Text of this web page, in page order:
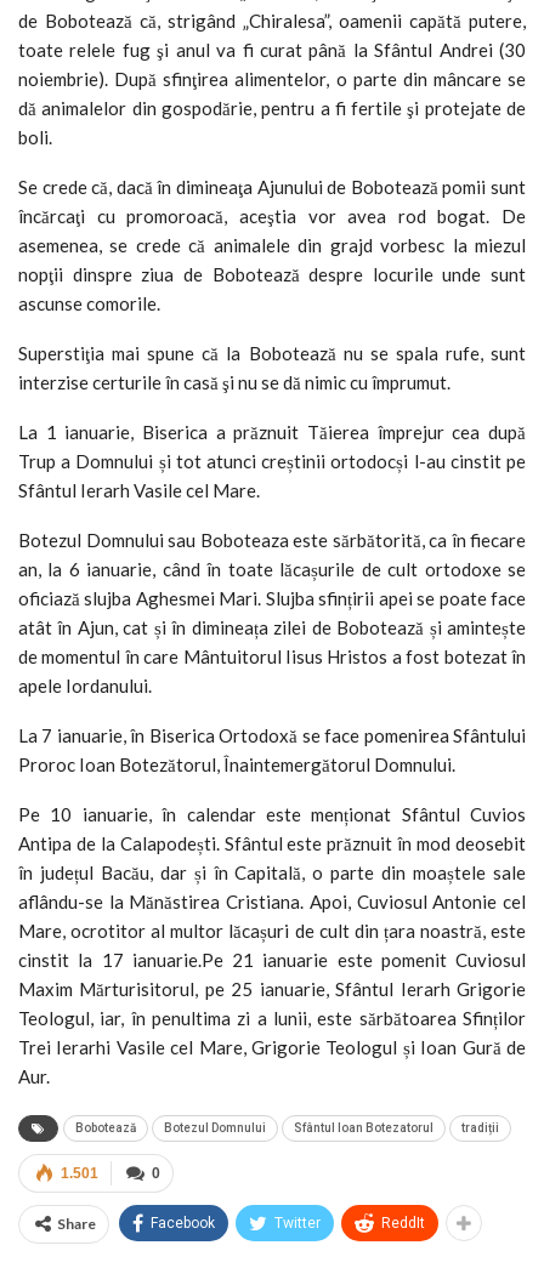
de Bobotează că, strigând „Chiralesa”, oamenii capătă putere,
toate relele fug şi anul va fi curat până la Sfântul Andrei (30
noiembrie). După sfinţirea alimentelor, o parte din mâncare se
dă animalelor din gospodărie, pentru a fi fertile şi protejate de
boli.
Se crede că, dacă în dimineaţa Ajunului de Bobotează pomii sunt
încărcaţi cu promoroacă, aceştia vor avea rod bogat. De
asemenea, se crede că animalele din grajd vorbesc la miezul
nopţii dinspre ziua de Bobotează despre locurile unde sunt
ascunse comorile.
Superstiţia mai spune că la Bobotează nu se spala rufe, sunt
interzise certurile în casă şi nu se dă nimic cu împrumut.
La 1 ianuarie, Biserica a prăznuit Tăierea împrejur cea după
Trup a Domnului și tot atunci creștinii ortodocși l-au cinstit pe
Sfântul Ierarh Vasile cel Mare.
Botezul Domnului sau Boboteaza este sărbătorită, ca în fiecare
an, la 6 ianuarie, când în toate lăcașurile de cult ortodoxe se
oficiază slujba Aghesmei Mari. Slujba sfințirii apei se poate face
atât în Ajun, cat și în dimineața zilei de Bobotează și amintește
de momentul în care Mântuitorul Iisus Hristos a fost botezat în
apele Iordanului.
La 7 ianuarie, în Biserica Ortodoxă se face pomenirea Sfântului
Proroc Ioan Botezătorul, Înaintemergătorul Domnului.
Pe 10 ianuarie, în calendar este menționat Sfântul Cuvios
Antipa de la Calapodești. Sfântul este prăznuit în mod deosebit
în județul Bacău, dar și în Capitală, o parte din moaștele sale
aflându-se la Mănăstirea Cristiana. Apoi, Cuviosul Antonie cel
Mare, ocrotitor al multor lăcașuri de cult din țara noastră, este
cinstit la 17 ianuarie.Pe 21 ianuarie este pomenit Cuviosul
Maxim Mărturisitorul, pe 25 ianuarie, Sfântul Ierarh Grigorie
Teologul, iar, în penultima zi a lunii, este sărbătoarea Sfinților
Trei Ierarhi Vasile cel Mare, Grigorie Teologul și Ioan Gură de
Aur.
Bobotează Botezul Domnului Sfântul Ioan Botezatorul tradiții
0
1.501
Share Facebook Twitter ReddIt